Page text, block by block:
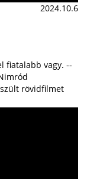
2024.10.6
fiatalabb vagy. --
rövidfilmet